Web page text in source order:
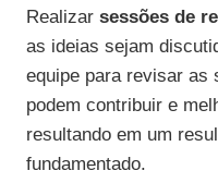
Realizar sessões de
as ideias sejam
equipe para revisar as
podem contribuir e
resultando em um
fundamentado.